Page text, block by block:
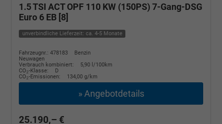
1.5 TSI ACT OPF 110 KW (150PS) 7-Gang-DSG
Euro 6 EB [8]
unverbindliche Lieferzeit: ca. 4-5 Monate
Fahrzeugnr.: 478183
Benzin
Neuwagen
Verbrauch kombiniert:
5,90 l/100km
CO2-Klasse:
D
CO2-Emissionen: 134,00 g/km
» Angebotdetails
25.190,– €